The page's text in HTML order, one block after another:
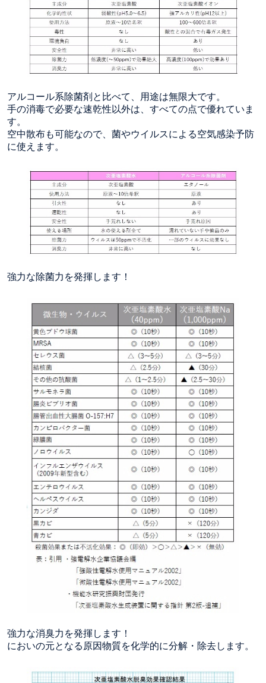
アルコール系除菌剤と比べて、用途は無限大です。
手の消毒で必要な速乾性以外は、すべての点で優れていま
す。
空中散布も可能なので、菌やウイルスによる空気感染予防
に使えます。
強力な除菌力を発揮します！
強力な消臭力を発揮します！
においの元となる原因物質を化学的に分解・除去します。